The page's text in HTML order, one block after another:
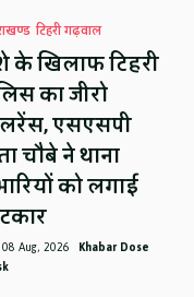
टिहरी गढ़वाल
के खिलाफ टिहरी
का जीरो
एसएसपी
चौबे ने थाना
को लगाई
08 Aug, 2026 Khabar Dose